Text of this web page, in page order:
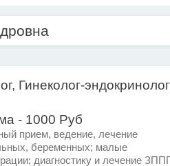
Гинеколог-эндокринолог
- 1000 Руб
прием, ведение, лечение
беременных; малые
диагностику и лечение